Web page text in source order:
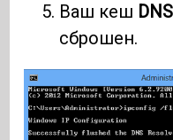
Ваш кеш DNS
сброшен.